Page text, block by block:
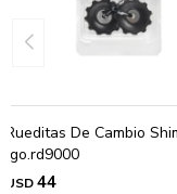
Rueditas De Cambio
Jgo.rd9000
USD44